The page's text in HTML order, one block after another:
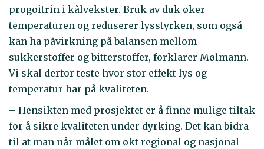
progoitrin i kålvekster. Bruk av duk øker
temperaturen og reduserer lysstyrken, som også
kan ha påvirkning på balansen mellom
sukkerstoffer og bitterstoffer, forklarer Mølmann.
Vi skal derfor teste hvor stor effekt lys og
temperatur har på kvaliteten.
– Hensikten med prosjektet er å finne mulige tiltak
for å sikre kvaliteten under dyrking. Det kan bidra
til at man når målet om økt regional og nasjonal